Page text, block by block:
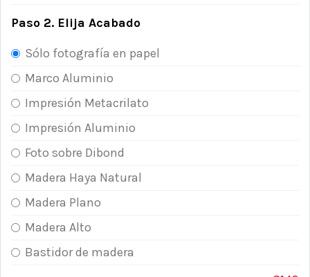
Paso 2. Elija Acabado
Sólo fotografía en papel
Marco Aluminio
Impresión Metacrilato
Impresión Aluminio
Foto sobre Dibond
Madera Haya Natural
Madera Plano
Madera Alto
Bastidor de madera